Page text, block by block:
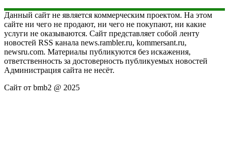
Данный сайт не является коммерческим проектом. На этом
сайте ни чего не продают, ни чего не покупают, ни какие
услуги не оказываются. Сайт представляет собой ленту
новостей RSS канала news.rambler.ru, kommersant.ru,
newsru.com. Материалы публикуются без искажения,
ответственность за достоверность публикуемых новостей
Администрация сайта не несёт.
Сайт от bmb2 @ 2025